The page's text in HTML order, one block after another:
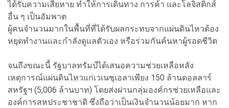
ได้รับความเสียหาย ทำให้การเดินทาง การค้า และโลจิสติกส์
อื่น ๆ เป็นอัมพาต
ผู้คนจำนวนมากในพื้นที่ที่ได้รับผลกระทบจากแผ่นดินไหวต้อง
หยุดทำงานและกำลังดูแลตัวเอง หรือร่วมกันค้นหาผู้รอดชีวิต
จนถึงขณะนี้ รัฐบาลทรัมป์ได้เสนอความช่วยเหลือหลัง
เหตุการณ์แผ่นดินไหวแก่เวเนซุเอลาเพียง 150 ล้านดอลลาร์
สหรัฐฯ (5,006 ล้านบาท) โดยส่งผ่านกลุ่มองค์กรช่วยเหลือและ
องค์การสหประชาชาติ ซึ่งถือว่าเป็นเงินจำนวนน้อยมาก หาก